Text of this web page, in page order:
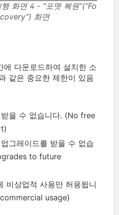
화면 4 - “포맷 복원”(“Fo
화면
다운로드하여 설치한 소
같은 중요한 제한이 있음
을 수 없습니다. (No free
그레이드를 받을 수 없습
to future
비상업적 사용만 허용됩니
usage)